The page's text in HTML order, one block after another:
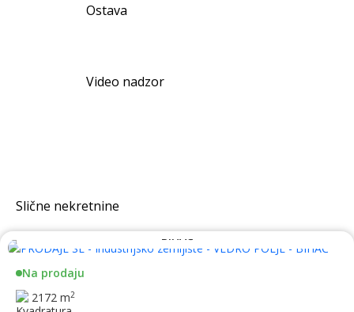
Ostava
Video nadzor
Slične nekretnine
BIHAĆ
Na prodaju
2172 m2